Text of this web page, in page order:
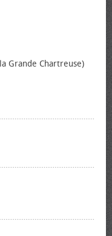
Grande Chartreuse)